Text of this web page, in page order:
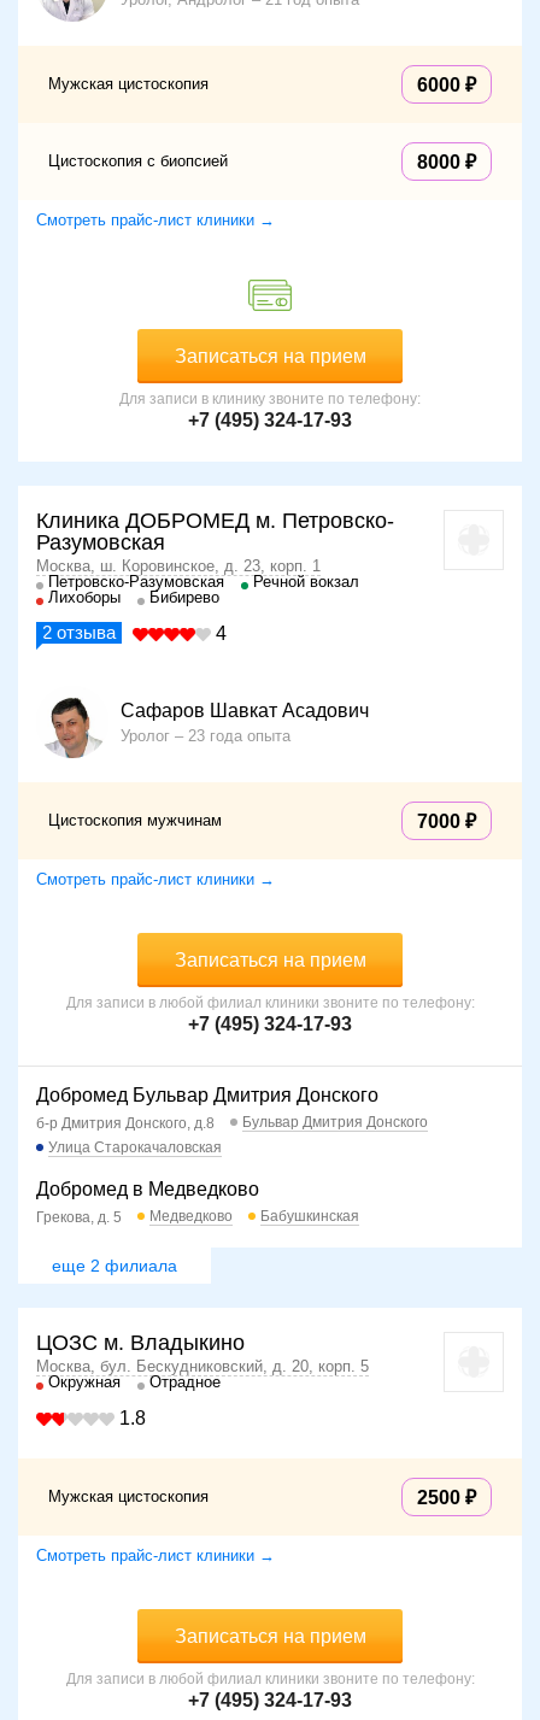
Мужская цистоскопия 6000
Цистоскопия с биопсией 8000
Смотреть прайс-лист клиники →
Записаться на прием
Для записи в клинику звоните по телефону:
+7 (495) 324-17-93
Клиника ДОБРОМЕД м. Петровско-
Разумовская
Москва, ш. Коровинское, д. 23, корп. 1
Петровско-Разумовская
Речной вокзал
Лихоборы
Бибирево
2 отзыва 4
Сафаров Шавкат Асадович
Уролог 23 года опыта
Цистоскопия мужчинам 7000
Смотреть прайс-лист клиники →
Записаться на прием
Для записи в любой филиал клиники звоните по телефону:
+7 (495) 324-17-93
Добромед Бульвар Дмитрия Донского
б-р Дмитрия Донского, д.8
Бульвар Дмитрия Донского
Улица Старокачаловская
Добромед в Медведково
Грекова, д. 5 Медведково Бабушкинская
еще 2 филиала
ЦОЗС м. Владыкино
Москва, бул. Бескудниковский, д. 20, корп. 5
Окружная
Отрадное
1.8
Мужская цистоскопия 2500
Смотреть прайс-лист клиники →
Записаться на прием
Для записи в любой филиал клиники звоните по телефону:
+7 (495) 324-17-93